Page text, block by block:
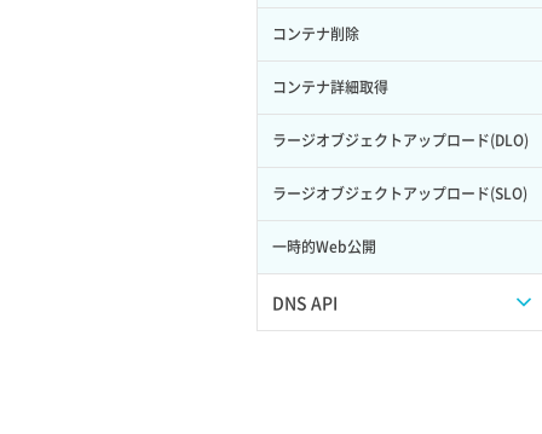
ロール詳細取得
ボリューム詳細取得
自動バックアップ有効化
自動バックアップ無効化
サーバープラン詳細一覧取得
サーバープラン詳細取得
サーバーメタデータ取得
サーバーメタデータ更新（ネームタグ
変更）
サーバー一覧取得
サーバー作成
ーク用）
ネットワーク削除（ローカルネットワ
ーク用）
ネットワーク詳細取得
ポート一覧取得
メンバー追加
リスナー一覧取得
リスナー作成
リスナー削除
リスナー更新
リスナー詳細取得
コンテナ削除
コンテナ詳細取得
ラージオブジェクトアップロード(DLO)
ラージオブジェクトアップロード(SLO)
一時的Web公開
DNS API